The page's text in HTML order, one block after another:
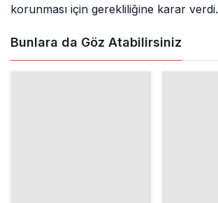
korunması için gerekliliğine karar verdi.
Bunlara da Göz Atabilirsiniz